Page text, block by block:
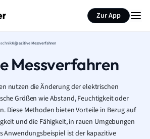
Zur App
Kapazitive Messverfahren
Messverfahren
nutzen die Änderung der elektrischen
Größen wie Abstand, Feuchtigkeit oder
Diese Methoden bieten Vorteile in Bezug auf
und die Fähigkeit, in rauen Umgebungen
Anwendungsbeispiel ist der kapazitive